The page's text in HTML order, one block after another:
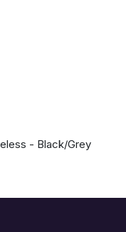
- Black/Grey